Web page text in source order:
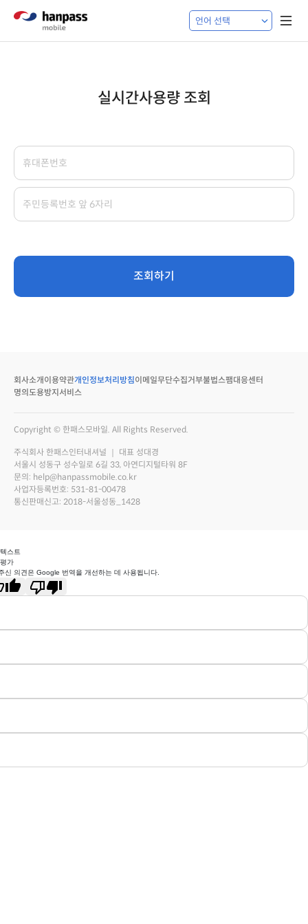
실시간사용량 조회
조회하기
회사소개 이용약관개인정보처리방침이메일무단수집거부불법스팸대응센터
명의도용방지서비스
Copyright © 한패스모바일. All Rights Reserved.
주식회사 한패스인터내셔널 ｜ 대표 성대경
서울시 성동구 성수일로 6길 33, 아연디지털타워 8F
문의: help@hanpassmobile.co.kr
사업자등록번호: 531-81-00478
통신판매신고: 2018-서울성동_1428
스트
가
신 의견은 Google 번역을 개선하는 데 사용됩니다.